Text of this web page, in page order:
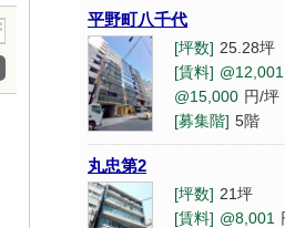
[賃料]
円/坪
[募集階] 2階
高橋ビル東6号館
[坪数]
13.75坪
@12,000 円/坪
[募集階] 3階
平野町八千代
[坪数] 25.28坪
[賃料] @12,001
@15,000 円/坪
[募集階] 5階
丸忠第2
[坪数] 21坪
[賃料] @8,001